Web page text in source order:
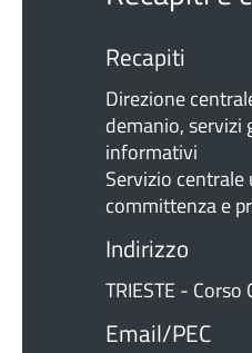
Recapiti
Direzione
demanio, servizi
informativi
Servizio centrale
committenza e
Indirizzo
TRIESTE - Corso
Email/PEC